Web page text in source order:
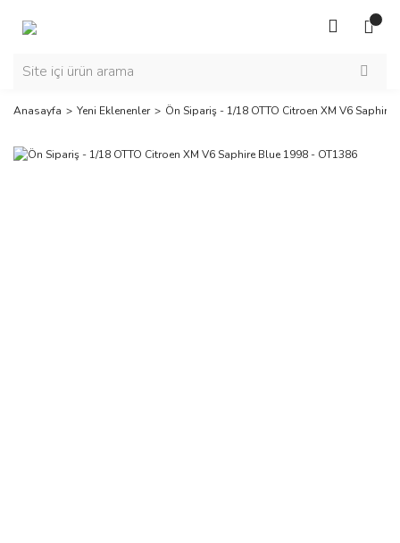
Anasayfa Yeni Eklenenler Ön Sipariş - 1/18 OTTO Citroen XM V6 Saphire